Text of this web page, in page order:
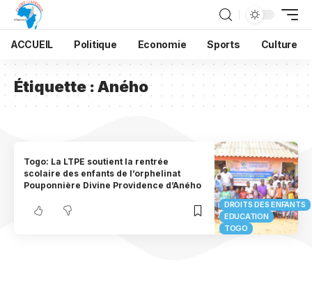
ACCUEIL Politique Economie Sports Culture
Étiquette :Aného
DROITS DES ENFANTS
EDUCATION
TOGO
Togo: La LTPE soutient la rentrée
scolaire des enfants de l’orphelinat
Pouponnière Divine Providence d’Aného